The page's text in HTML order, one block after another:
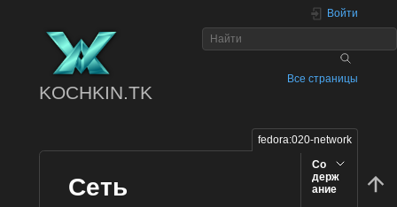
KOCHKIN.TK
Войти
Все страницы
fedora:020-network
Со
держ
ание
Сеть